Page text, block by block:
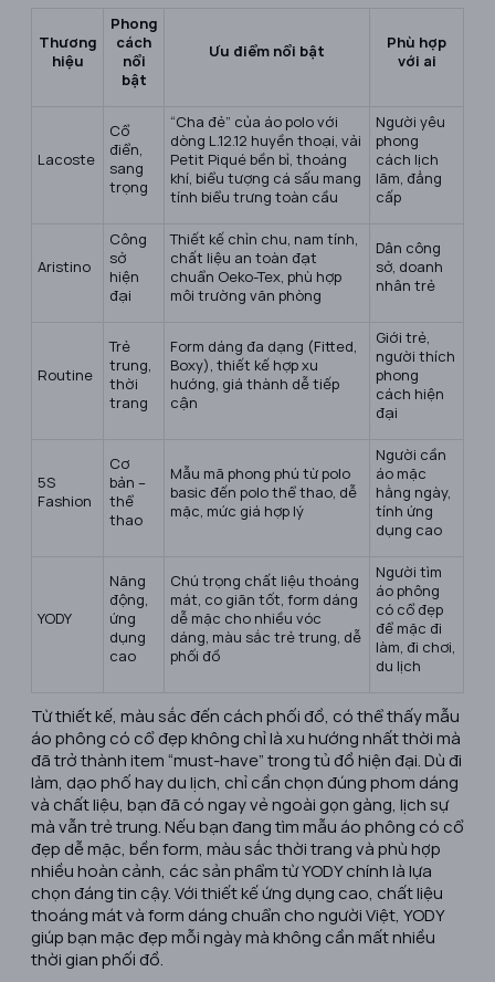
Thương
hiệu
Phong
cách
nổi
bật
Ưu điểm nổi bật
Phù hợp
với ai
Lacoste
Cổ
điển,
sang
trọng
“Cha đẻ” của áo polo với
dòng L.12.12 huyền thoại, vải
Petit Piqué bền bỉ, thoáng
khí, biểu tượng cá sấu mang
tính biểu trưng toàn cầu
Người yêu
phong
cách lịch
lãm, đẳng
cấp
Aristino
Công
sở
hiện
đại
Thiết kế chỉn chu, nam tính,
chất liệu an toàn đạt
chuẩn Oeko-Tex, phù hợp
môi trường văn phòng
Dân công
sở, doanh
nhân trẻ
Routine
Trẻ
trung,
thời
trang
Form dáng đa dạng (Fitted,
Boxy), thiết kế hợp xu
hướng, giá thành dễ tiếp
cận
Giới trẻ,
người thích
phong
cách hiện
đại
5S
Fashion
Cơ
bản –
thể
thao
Mẫu mã phong phú từ polo
basic đến polo thể thao, dễ
mặc, mức giá hợp lý
Người cần
áo mặc
hằng ngày,
tính ứng
dụng cao
YODY
Năng
động,
ứng
dụng
cao
Chú trọng chất liệu thoáng
mát, co giãn tốt, form dáng
dễ mặc cho nhiều vóc
dáng, màu sắc trẻ trung, dễ
phối đồ
Người tìm
áo phông
có cổ đẹp
để mặc đi
làm, đi chơi,
du lịch
Từ thiết kế, màu sắc đến cách phối đồ, có thể thấy mẫu
áo phông có cổ đẹp không chỉ là xu hướng nhất thời mà
đã trở thành item “must-have” trong tủ đồ hiện đại. Dù đi
làm, dạo phố hay du lịch, chỉ cần chọn đúng phom dáng
và chất liệu, bạn đã có ngay vẻ ngoài gọn gàng, lịch sự
mà vẫn trẻ trung. Nếu bạn đang tìm mẫu áo phông có cổ
đẹp dễ mặc, bền form, màu sắc thời trang và phù hợp
nhiều hoàn cảnh, các sản phẩm từ YODY chính là lựa
chọn đáng tin cậy. Với thiết kế ứng dụng cao, chất liệu
thoáng mát và form dáng chuẩn cho người Việt, YODY
giúp bạn mặc đẹp mỗi ngày mà không cần mất nhiều
thời gian phối đồ.